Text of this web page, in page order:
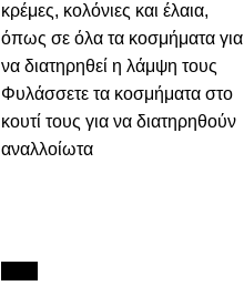
κρέμες, κολόνιες και έλαια,
όπως σε όλα τα κοσμήματα για
να διατηρηθεί η λάμψη τους
Φυλάσσετε τα κοσμήματα στο
κουτί τους για να διατηρηθούν
αναλλοίωτα